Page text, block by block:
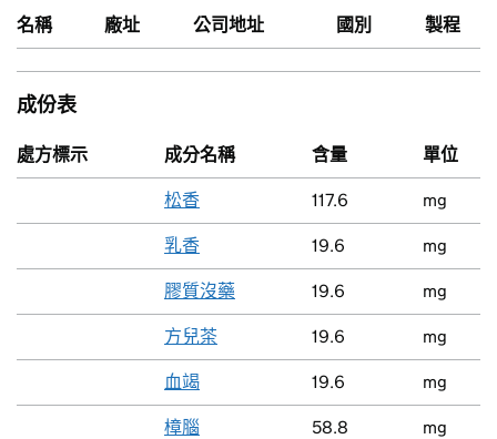
名稱 廠址 公司地址 國別 製程
成份表
處方標示 成分名稱 含量 單位
松香 117.6 mg
乳香 19.6 mg
膠質沒藥 19.6 mg
方兒茶 19.6 mg
血竭 19.6 mg
樟腦 58.8 mg